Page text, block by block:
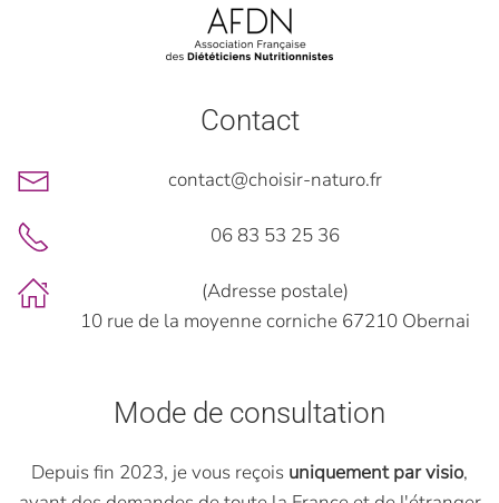
Contact
contact@choisir-naturo.fr
06 83 53 25 36
(Adresse postale)
10 rue de la moyenne corniche 67210 Obernai
Mode de consultation
Depuis fin 2023, je vous reçois uniquement par visio,